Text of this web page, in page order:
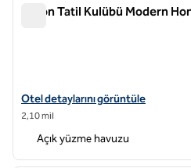
Hilton Tatil Kulübü Modern
Hilton Vacation Club The Modern
Otel detaylarını görüntüle
2,10 mil
Açık yüzme havuzu